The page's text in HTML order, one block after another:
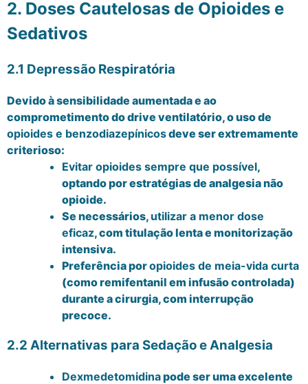
2. Doses Cautelosas de Opioides e
Sedativos
2.1 Depressão Respiratória
Devido à sensibilidade aumentada e ao
comprometimento do drive ventilatório, o uso de
opioides e benzodiazepínicosdeve ser extremamente
criterioso:
Evitar opioides sempre que possível,
optando por estratégias de analgesia não
opioide.
Se necessários, utilizar a menor dose
eficaz, com titulação lenta e monitorização
intensiva.
Preferência poropioides de meia-vida curta
(como remifentanil em infusão controlada)
durante a cirurgia, com interrupção
precoce.
2.2 Alternativas para Sedação e Analgesia
Dexmedetomidinapode ser uma excelente